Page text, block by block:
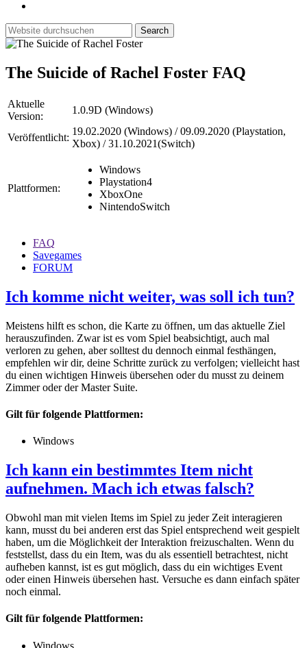
The Suicide of Rachel Foster FAQ
Aktuelle
Version:
1.0.9D (Windows)
Veröffentlicht:
19.02.2020 (Windows) / 09.09.2020 (Playstation,
Xbox) / 31.10.2021(Switch)
Plattformen:
Windows
Playstation4
XboxOne
NintendoSwitch
FAQ
Savegames
FORUM
Ich komme nicht weiter, was soll ich tun?
Meistens hilft es schon, die Karte zu öffnen, um das aktuelle Ziel
herauszufinden. Zwar ist es vom Spiel beabsichtigt, auch mal
verloren zu gehen, aber solltest du dennoch einmal festhängen,
empfehlen wir dir, deine Schritte zurück zu verfolgen; vielleicht hast
du einen wichtigen Hinweis übersehen oder du musst zu deinem
Zimmer oder der Master Suite.
Gilt für folgende Plattformen:
Windows
Ich kann ein bestimmtes Item nicht
aufnehmen. Mach ich etwas falsch?
Obwohl man mit vielen Items im Spiel zu jeder Zeit interagieren
kann, musst du bei anderen erst das Spiel entsprechend weit gespielt
haben, um die Möglichkeit der Interaktion freizuschalten. Wenn du
feststellst, dass du ein Item, was du als essentiell betrachtest, nicht
aufheben kannst, ist es gut möglich, dass du ein wichtiges Event
oder einen Hinweis übersehen hast. Versuche es dann einfach später
noch einmal.
Gilt für folgende Plattformen:
Windows